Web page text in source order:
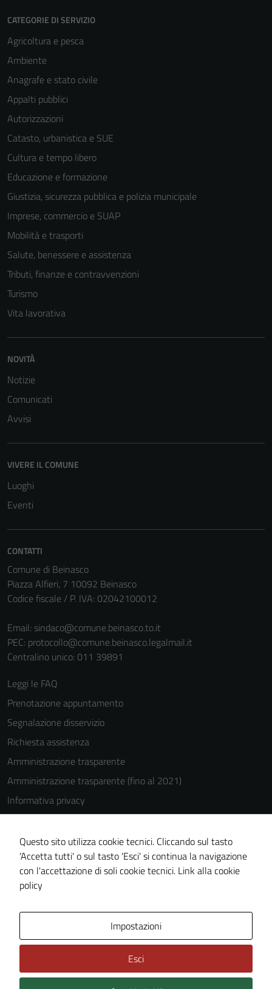
CATEGORIE DI SERVIZIO
Agricoltura e pesca
Ambiente
Anagrafe e stato civile
Appalti pubblici
Autorizzazioni
Catasto, urbanistica e SUE
Cultura e tempo libero
Educazione e formazione
Giustizia, sicurezza pubblica e polizia municipale
Imprese, commercio e SUAP
Mobilità e trasporti
Salute, benessere e assistenza
Tributi, finanze e contravvenzioni
Turismo
Vita lavorativa
NOVITÀ
Notizie
Comunicati
Avvisi
VIVERE IL COMUNE
Luoghi
Eventi
CONTATTI
Comune di Beinasco
Piazza Alfieri, 7 10092 Beinasco
Codice fiscale / P. IVA: 02042100012
Email: sindaco@comune.beinasco.to.it
PEC: protocollo@comune.beinasco.legalmail.it
Centralino unico: 011 39891
Leggi le FAQ
Prenotazione appuntamento
Segnalazione disservizio
Richiesta assistenza
Amministrazione trasparente
Amministrazione trasparente (fino al 2021)
Informativa privacy
Cookie Policy
Note legali
Dichiarazione di accessibilità
Piano di miglioramento del sito
Questo sito utilizza cookie tecnici. Cliccando sul tasto
'Accetta tutti' o sul tasto 'Esci' si continua la navigazione
con l'accettazione di soli cookie tecnici. Link alla cookie
policy
Impostazioni
Esci
Tecnici
essere